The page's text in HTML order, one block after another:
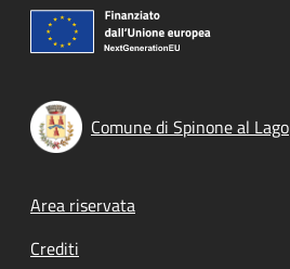
Comune di Spinone al Lago
Footer menu
Area riservata
Crediti